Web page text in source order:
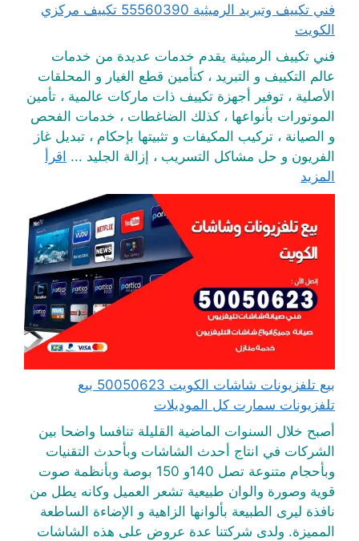
فني تكييف وتبريد الرميثية 55560390 تكييف مركزي
الكويت
فني تكييف الرميثية يقدم خدمات عديدة من خدمات
عالم التكييف و التبريد ، كتأمين قطع الغيار و المحلقات
الأصلية ، توفير أجهزة تكييف ذات ماركات عالمية ، تأمين
الموتورات بأنواعها ، كذلك الضاغطات ، خدمات الفحص
و الصيانة ، تركيب المكيفات و تثبيتها بإحكام ، تبديل غاز
الفريون و حل مشاكل التسريب ، إزالة الجليد ... اقرأ
المزيد
بيع تلفزيونات شاشات الكويت 50050623 بيع
تلفزيونات سمارت كل الموديلات
أصبح خلال السنوات الماضية القليلة تنافسا واضحا بين
الشركات في انتاج أحدث الشاشات وبأحدث التقنيات
وبأحجام متنوعة تصل 140و 150 بوصة وبأنظمة صوت
قوية وصورة والوان طبيعية تشعر العميل وكانه يطل من
نافذة ليرى الطبيعة بألوانها الزاهية و الإضاءة الساطعة
المميزة. ولدى شركتنا عدة عروض على هذه الشاشات